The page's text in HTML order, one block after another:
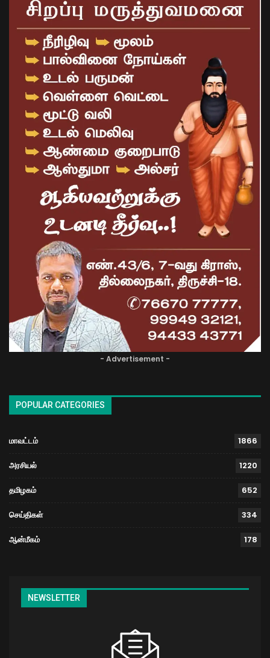
- Advertisement -
POPULAR CATEGORIES
மாவட்டம் 1866
அரசியல் 1220
தமிழகம் 652
செய்திகள் 334
ஆன்மீகம் 178
NEWSLETTER